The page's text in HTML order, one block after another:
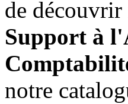
de découvrir
Support à
notre